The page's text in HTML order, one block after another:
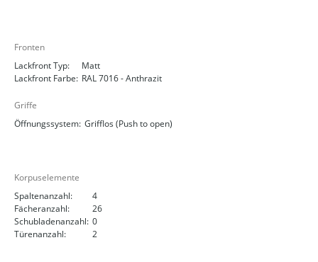
Fronten
Lackfront Typ:
Matt
Lackfront Farbe: RAL 7016 - Anthrazit
Griffe
Öffnungssystem: Grifflos (Push to open)
Korpuselemente
Spaltenanzahl:
4
Fächeranzahl:
26
Schubladenanzahl: 0
Türenanzahl:
2